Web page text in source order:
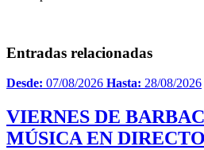
Entradas relacionadas
Desde: 07/08/2026 Hasta: 28/08/2026
VIERNES DE
MÚSICA EN DIRECTO